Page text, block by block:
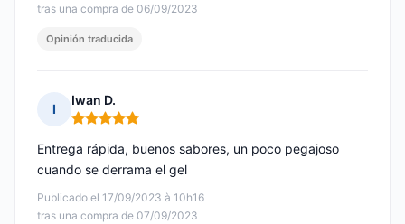
tras una compra de 06/09/2023
Opinión traducida
I
Iwan D.
Nota: 5 de 5
Publicado el 17/09/2023 à 10h16
tras una compra de 07/09/2023
Entrega rápida, buenos sabores, un poco pegajoso
cuando se derrama el gel